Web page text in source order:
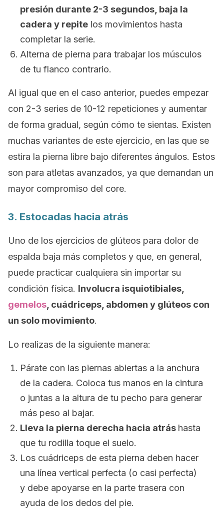
presión durante 2-3 segundos, baja la
cadera y repite los movimientos hasta
completar la serie.
Alterna de pierna para trabajar los músculos
de tu flanco contrario.
Al igual que en el caso anterior, puedes empezar
con 2-3 series de 10-12 repeticiones y aumentar
de forma gradual, según cómo te sientas. Existen
muchas variantes de este ejercicio, en las que se
estira la pierna libre bajo diferentes ángulos. Estos
son para atletas avanzados, ya que demandan un
mayor compromiso del core.
3. Estocadas hacia atrás
Uno de los ejercicios de glúteos para dolor de
espalda baja más completos y que, en general,
puede practicar cualquiera sin importar su
condición física. Involucra isquiotibiales,
gemelos , cuádriceps, abdomen y glúteos con
un solo movimiento.
Lo realizas de la siguiente manera:
Párate con las piernas abiertas a la anchura
de la cadera. Coloca tus manos en la cintura
o juntas a la altura de tu pecho para generar
más peso al bajar.
Lleva la pierna derecha hacia atrás hasta
que tu rodilla toque el suelo.
Los cuádriceps de esta pierna deben hacer
una línea vertical perfecta (o casi perfecta)
y debe apoyarse en la parte trasera con
ayuda de los dedos del pie.